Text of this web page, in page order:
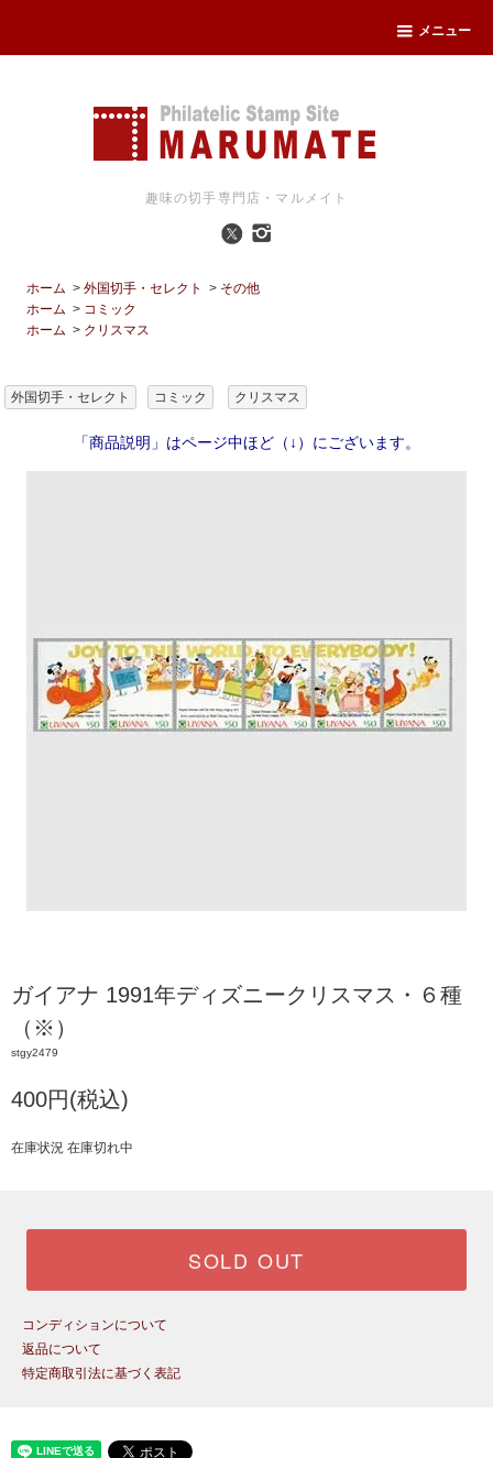
メニュー
趣味の切手専門店・マルメイト
ホーム >外国切手・セレクト > その他
ホーム > コミック
ホーム > クリスマス
外国切手・セレクト コミック クリスマス
「商品説明」はページ中ほど（↓）にございます。
ガイアナ 1991年ディズニークリスマス・６種
（※）
stgy2479
400円(税込)
在庫状況 在庫切れ中
SOLD OUT
コンディションについて
返品について
特定商取引法に基づく表記